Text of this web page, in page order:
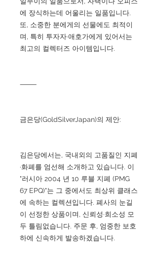
에 장식하는데 어울리는 일품입니다.
또, 소중한 분에게의 선물에도 최적이
며, 특히 투자자·애호가에게 있어서는
최고의 컬렉터즈 아이템입니다.
⸻
금은당(GoldSilverJapan)의 제안:
김은당에서는, 국내외의 고품질인 지폐
·화폐를 엄선해 소개하고 있습니다. 이
"러시아 2004 년 10 루블 지폐 (PMG
67 EPQ)"는 그 중에서도 최상위 클래스
에 속하는 컬렉션입니다. 폐사의 눈길
이 선정한 상품이며, 신뢰성·희소성 모
두 틀림없습니다. 주문 후, 엄중한 보호
하에 신속하게 발송하겠습니다.